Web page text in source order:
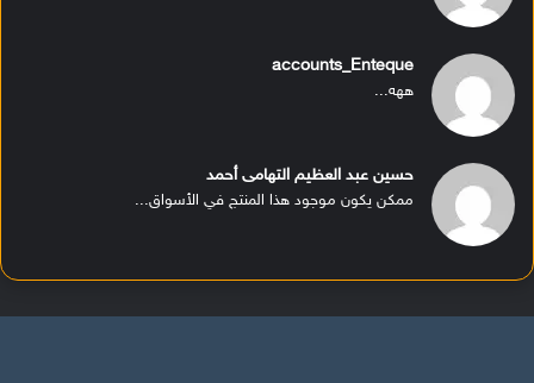
accounts_Enteque
ههه...
حسين عبد العظيم التهامى أحمد
ممكن يكون موجود هذا المنتج في الأسواق...